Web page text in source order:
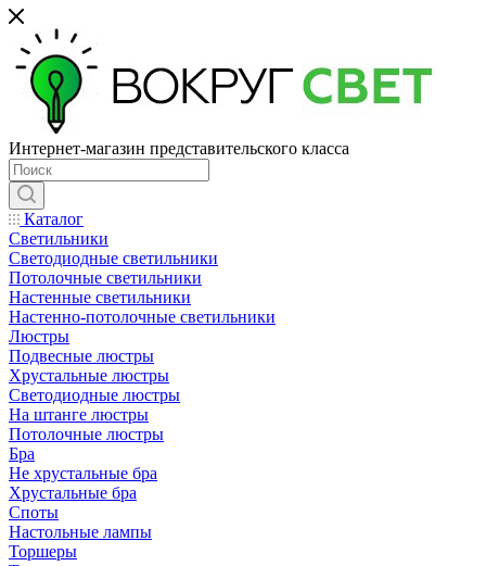
Интернет-магазин представительского класса
Каталог
Светильники
Светодиодные светильники
Потолочные светильники
Настенные светильники
Настенно-потолочные светильники
Люстры
Подвесные люстры
Хрустальные люстры
Светодиодные люстры
На штанге люстры
Потолочные люстры
Бра
Не хрустальные бра
Хрустальные бра
Споты
Настольные лампы
Торшеры